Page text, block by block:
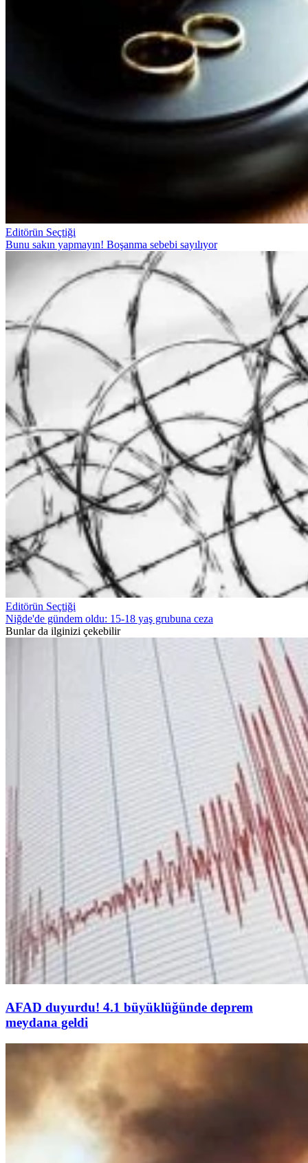
Editörün Seçtiği
Bunu sakın yapmayın! Boşanma sebebi sayılıyor
Editörün Seçtiği
Niğde'de gündem oldu: 15-18 yaş grubuna ceza
Bunlar da ilginizi çekebilir
AFAD duyurdu! 4.1 büyüklüğünde deprem
meydana geldi